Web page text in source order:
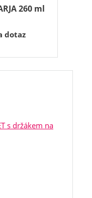
260 ml
dotaz